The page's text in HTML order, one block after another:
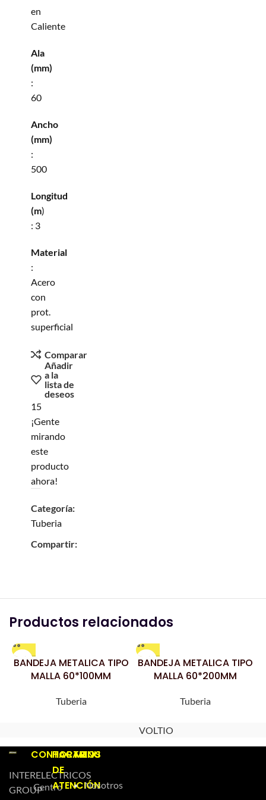
en
Caliente
Ala
(mm)
:
60
Ancho
(mm)
:
500
Longitud
(m)
: 3
Material
:
Acero
con
prot.
superficial
Comparar
Añadir
a la
lista de
deseos
15
¡Gente
mirando
este
producto
ahora!
Categoría:
Tuberia
Compartir:
Productos relacionados
BANDEJA METALICA TIPO
MALLA 60*100MM
Tuberia
BANDEJA METALICA TIPO
MALLA 60*200MM
Tuberia
VOLTIO
INTERELECTRICOS
GROUP
CONTACTO
Centro
HORARIOS
DE
ATENCIÓN
MENU
Nosotros